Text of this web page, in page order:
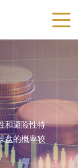
和避险性特
盘的概率较